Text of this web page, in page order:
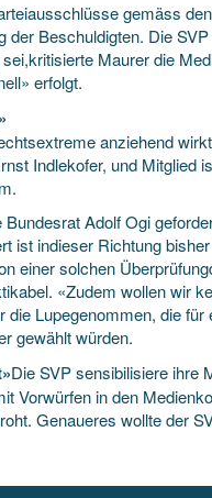
gemäss
der Beschuldigten. Die
Maurer die
erfolgt.
anziehend
Indlekofer, und Mitglied
Adolf Ogi
ist indieser Richtung
einer solchen
«Zudem wollen wir
die Lupegenommen, die
gewählt würden.
Die SVP sensibilisiere ihre
Vorwürfen in den
Genaueres wollte der